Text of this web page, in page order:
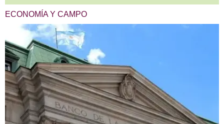
ECONOMÍA Y CAMPO